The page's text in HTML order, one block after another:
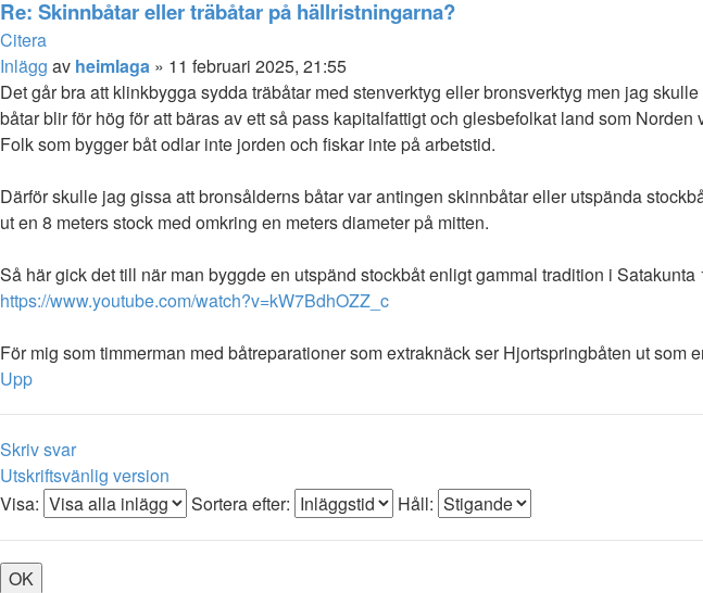
Re: Skinnbåtar eller träbåtar på hällristningarna?
Citera
Inlägg av heimlaga » 11 februari 2025, 21:55
Det går bra att klinkbygga sydda träbåtar med stenverktyg eller bronsverktyg men jag
båtar blir för hög för att bäras av ett så pass kapitalfattigt och glesbefolkat land som Norden
Folk som bygger båt odlar inte jorden och fiskar inte på arbetstid.
Därför skulle jag gissa att bronsålderns båtar var antingen skinnbåtar eller utspända
ut en 8 meters stock med omkring en meters diameter på mitten.
Så här gick det till när man byggde en utspänd stockbåt enligt gammal tradition i Satakunta
https://www.youtube.com/watch?v=kW7BdhOZZ_c
För mig som timmerman med båtreparationer som extraknäck ser Hjortspringbåten ut
Upp
Skriv svar
Utskriftsvänlig version
Visa:
Sortera efter: Håll: